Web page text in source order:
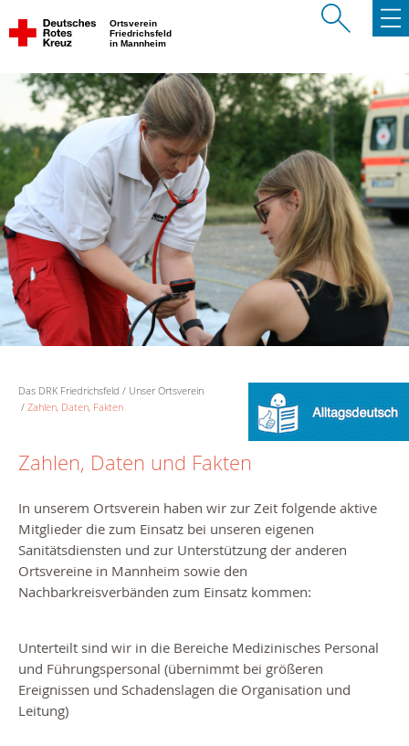
Ortsverein
Friedrichsfeld
in Mannheim
Das DRK Friedrichsfeld
Unser Ortsverein
Zahlen, Daten, Fakten
Zahlen, Daten und Fakten
In unserem Ortsverein haben wir zur Zeit folgende aktive
Mitglieder die zum Einsatz bei unseren eigenen
Sanitätsdiensten und zur Unterstützung der anderen
Ortsvereine in Mannheim sowie den
Nachbarkreisverbänden zum Einsatz kommen:
Unterteilt sind wir in die Bereiche Medizinisches Personal
und Führungspersonal (übernimmt bei größeren
Ereignissen und Schadenslagen die Organisation und
Leitung)